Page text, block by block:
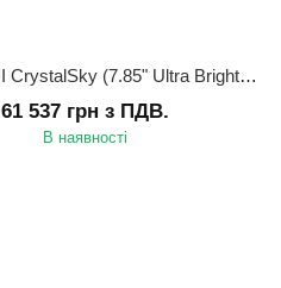
Дисплей DJI CrystalSky (7.85" Ultra Brightness)
61 537 грн з ПДВ.
В наявності